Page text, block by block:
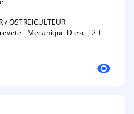
/ OSTREICULTEUR
- Mécanique Diesel; 2 T
visibility